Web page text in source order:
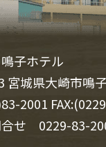
子ホテル
宮城県大崎市鳴
2001
合せ 0229-83-